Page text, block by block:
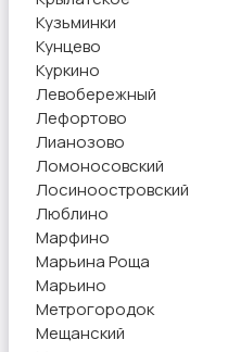
Кузьминки
Кунцево
Куркино
Левобережный
Лефортово
Лианозово
Ломоносовский
Лосиноостровский
Люблино
Марфино
Марьина Роща
Марьино
Метрогородок
Мещанский